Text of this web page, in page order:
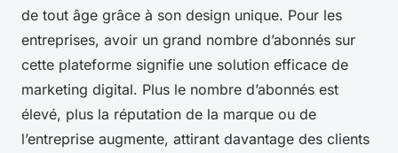
de tout âge grâce à son design unique. Pour les
entreprises, avoir un grand nombre d’abonnés sur
cette plateforme signifie une solution efficace de
marketing digital. Plus le nombre d’abonnés est
élevé, plus la réputation de la marque ou de
l’entreprise augmente, attirant davantage des clients